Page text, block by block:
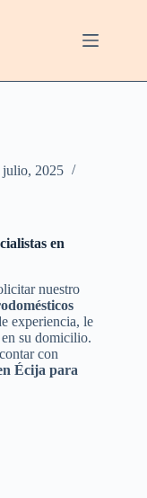
julio, 2025
en
nuestro
experiencia, le
su domicilio.
con
Écija para